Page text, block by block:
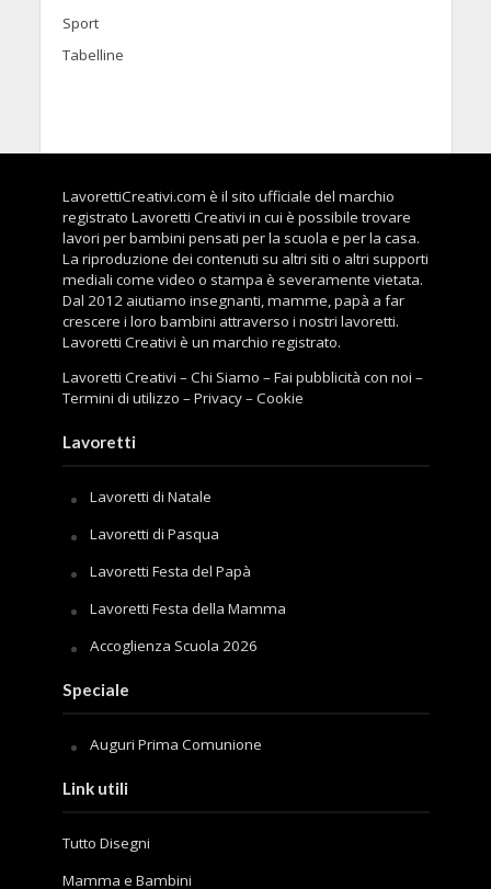
Sport
Tabelline
LavorettiCreativi.com è il sito ufficiale del marchio
registrato Lavoretti Creativi in cui è possibile trovare
lavori per bambini pensati per la scuola e per la casa.
La riproduzione dei contenuti su altri siti o altri supporti
mediali come video o stampa è severamente vietata.
Dal 2012 aiutiamo insegnanti, mamme, papà a far
crescere i loro bambini attraverso i nostri lavoretti.
Lavoretti Creativi è un marchio registrato.
Lavoretti Creativi –Chi Siamo –Fai pubblicità con noi –
Termini di utilizzo –Privacy–Cookie
Lavoretti
Lavoretti di Natale
Lavoretti di Pasqua
Lavoretti Festa del Papà
Lavoretti Festa della Mamma
Accoglienza Scuola 2026
Speciale
Auguri Prima Comunione
Link utili
Tutto Disegni
Mamma e Bambini